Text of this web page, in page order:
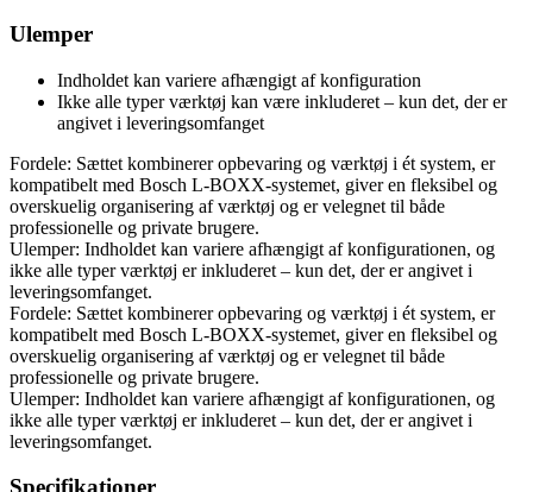
Ulemper
Indholdet kan variere afhængigt af konfiguration
Ikke alle typer værktøj kan være inkluderet – kun det, der er
angivet i leveringsomfanget
Fordele: Sættet kombinerer opbevaring og værktøj i ét system, er
kompatibelt med Bosch L-BOXX-systemet, giver en fleksibel og
overskuelig organisering af værktøj og er velegnet til både
professionelle og private brugere.
Ulemper: Indholdet kan variere afhængigt af konfigurationen, og
ikke alle typer værktøj er inkluderet – kun det, der er angivet i
leveringsomfanget.
Fordele: Sættet kombinerer opbevaring og værktøj i ét system, er
kompatibelt med Bosch L-BOXX-systemet, giver en fleksibel og
overskuelig organisering af værktøj og er velegnet til både
professionelle og private brugere.
Ulemper: Indholdet kan variere afhængigt af konfigurationen, og
ikke alle typer værktøj er inkluderet – kun det, der er angivet i
leveringsomfanget.